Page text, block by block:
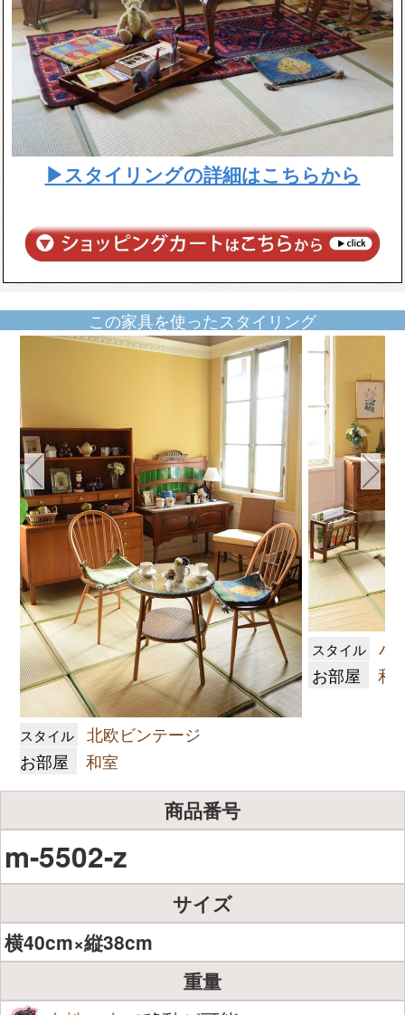
▶スタイリングの詳細はこちらから
この家具を使ったスタイリング
スタイル
北欧ビンテージ
お部屋
和室
スタイル
ハ
お部屋
和
商品番号
m-5502-z
サイズ
横40cm×縦38cm
重量